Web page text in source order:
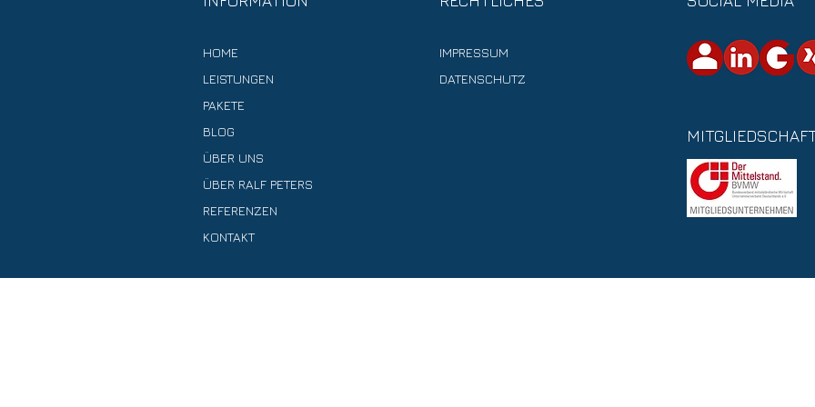
HOME
LEISTUNGEN
PAKETE
BLOG
ÜBER UNS
ÜBER RALF PETERS
REFERENZEN
KONTAKT
IMPRESSUM
DATENSCHUTZ